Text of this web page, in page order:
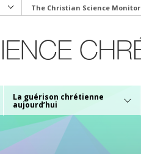
The Christian Science Monitor
La guérison chrétienne
aujourd’hui